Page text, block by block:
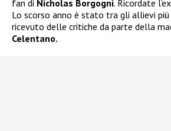
fan di Nicholas Borgogni. Ricordate
Lo scorso anno è stato tra gli allievi più
ricevuto delle critiche da parte della
Celentano.